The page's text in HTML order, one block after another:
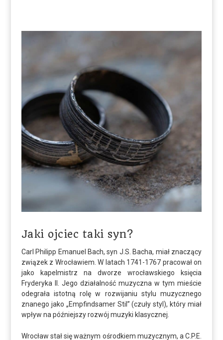
Jaki ojciec taki syn?
Carl Philipp Emanuel Bach, syn J.S. Bacha, miał znaczący
związek z Wrocławiem. W latach 1741-1767 pracował on
jako kapelmistrz na dworze wrocławskiego księcia
Fryderyka II. Jego działalność muzyczna w tym mieście
odegrała istotną rolę w rozwijaniu stylu muzycznego
znanego jako „Empfindsamer Stil” (czuły styl), który miał
wpływ na późniejszy rozwój muzyki klasycznej.
Wrocław stał się ważnym ośrodkiem muzycznym, a C.P.E.